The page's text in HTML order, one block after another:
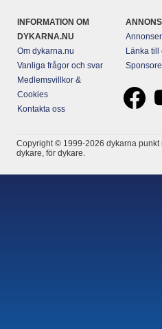
INFORMATION OM
DYKARNA.NU
Om dykarna.nu
Vanliga frågor och svar
Medlemsvillkor &
Cookies
Kontakta oss
Länka till
Copyright © 1999-2026 dykarna punkt
dykare, för dykare.